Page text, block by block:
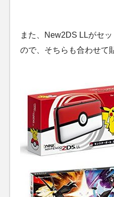
また、New2DS LLがセ
ので、そちらも合わせて